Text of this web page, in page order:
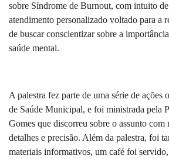
sobre Síndrome de Burnout, com intuito
atendimento personalizado voltado para a
de buscar conscientizar sobre a
saúde mental.
A palestra fez parte de uma série de ações
de Saúde Municipal, e foi ministrada pela
Gomes que discorreu sobre o assunto com
detalhes e precisão. Além da palestra, foi
materiais informativos, um café foi